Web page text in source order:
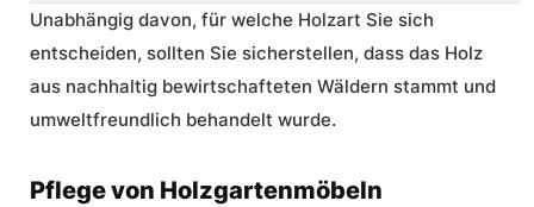
Unabhängig davon, für welche Holzart Sie sich
entscheiden, sollten Sie sicherstellen, dass das Holz
aus nachhaltig bewirtschafteten Wäldern stammt und
umweltfreundlich behandelt wurde.
Pflege von Holzgartenmöbeln